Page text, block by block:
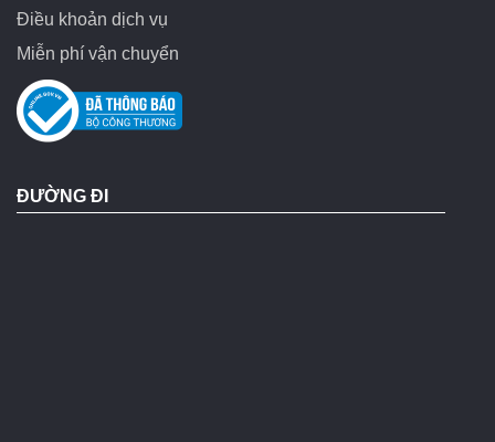
Điều khoản dịch vụ
Miễn phí vận chuyển
ĐƯỜNG ĐI